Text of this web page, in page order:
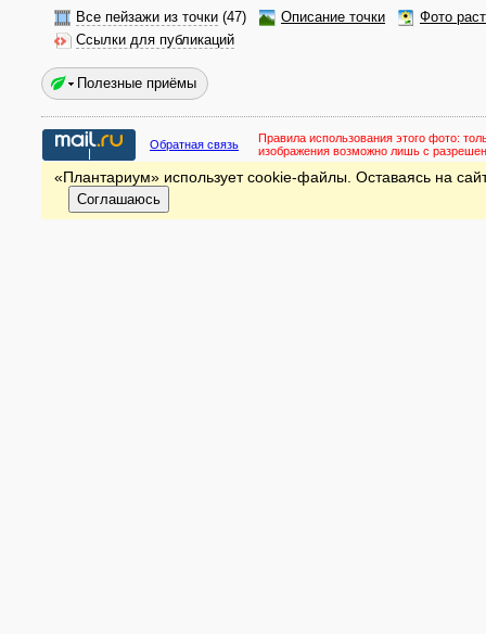
Все пейзажи из точки (47) Описание точки
Фото
Ссылки для публикаций
Полезные приёмы
Обратная связь Правила использования этого фото:
изображения возможно лишь с
«Плантариум» использует cookie-файлы. Оставаясь на
Соглашаюсь